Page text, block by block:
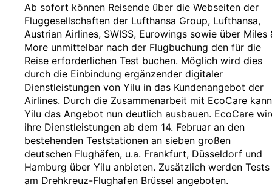
Ab sofort können Reisende über die Webseiten der
Fluggesellschaften der Lufthansa Group, Lufthansa,
Austrian Airlines, SWISS, Eurowings sowie über Miles
More unmittelbar nach der Flugbuchung den für die
Reise erforderlichen Test buchen. Möglich wird dies
durch die Einbindung ergänzender digitaler
Dienstleistungen von Yilu in das Kundenangebot der
Airlines. Durch die Zusammenarbeit mit EcoCare kann
Yilu das Angebot nun deutlich ausbauen. EcoCare
ihre Dienstleistungen ab dem 14. Februar an den
bestehenden Teststationen an sieben großen
deutschen Flughäfen, u.a. Frankfurt, Düsseldorf und
Hamburg über Yilu anbieten. Zusätzlich werden Tests
am Drehkreuz-Flughafen Brüssel angeboten.